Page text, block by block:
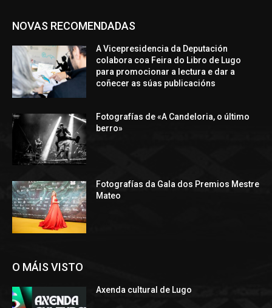
NOVAS RECOMENDADAS
A Vicepresidencia da Deputación
colabora coa Feira do Libro de Lugo
para promocionar a lectura e dar a
coñecer as súas publicacións
Fotografías de «A Candeloria, o último
berro»
Fotografías da Gala dos Premios Mestre
Mateo
O MÁIS VISTO
Axenda cultural de Lugo